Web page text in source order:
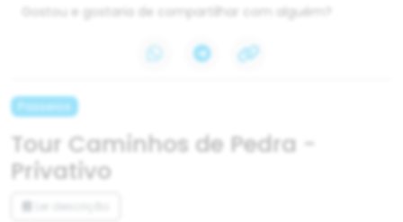
Gostou e gostaria de compartilhar com alguém?
Passeios
Tour Caminhos de Pedra -
Privativo